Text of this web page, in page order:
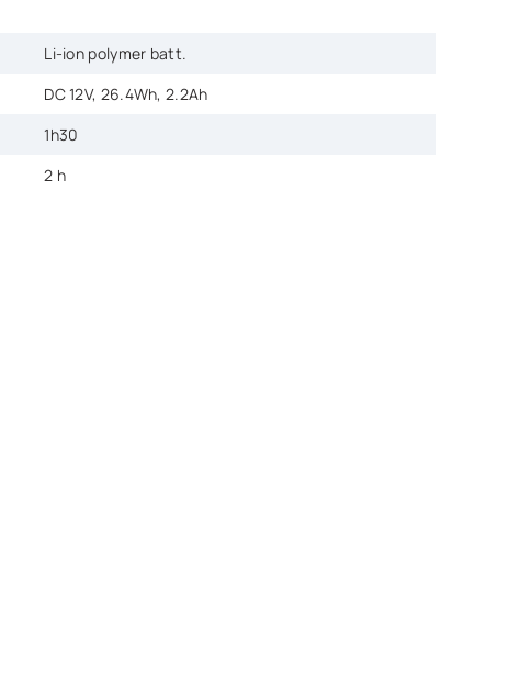
Li-ion polymer batt.
DC 12V, 26.4Wh, 2.2Ah
1h30
2 h